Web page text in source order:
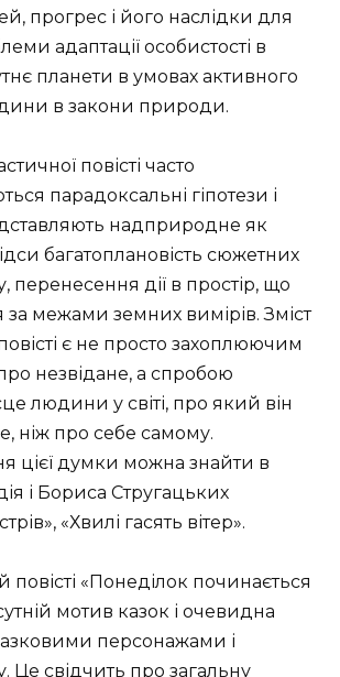
прогрес і його наслідки для
адаптації особистості в
планети в умовах активного
в закони природи.
повісті часто
парадоксальні гіпотези і
надприродне як
багатоплановість сюжетних
перенесення дії в простір, що
за межами земних вимірів. Зміст
є не просто захоплюючим
незвідане, а спробою
людини у світі, про який він
ніж про себе самому.
цієї думки можна знайти в
і Бориса Стругацьких
«Хвилі гасять вітер».
повісті «Понеділок починається
мотив казок і очевидна
персонажами і
Це свідчить про загальну